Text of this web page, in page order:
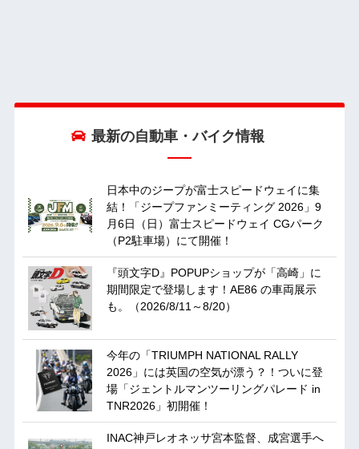
最新の自動車・バイク情報
日本中のジープが富士スピードウェイに集
結！「ジープファンミーティング 2026」9
月6日（日）富士スピードウェイ CGパーク
（P2駐車場）にて開催！
『頭文字D』POPUPショップが「高崎」に
期間限定で登場します！AE86 の車両展示
も。（2026/8/11～8/20）
今年の「TRIUMPH NATIONAL RALLY
2026」には英国の空気が漂う？！ついに登
場「ジェントルマンツーリングパレード in
TNR2026」初開催！
INAC神戸レオネッサ宮本監督、成宮選手へ